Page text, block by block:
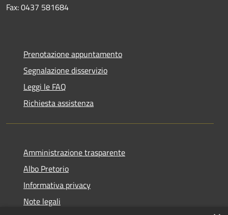
Fax: 0437 581684
Prenotazione appuntamento
Segnalazione disservizio
Leggi le FAQ
Richiesta assistenza
Amministrazione trasparente
Albo Pretorio
Informativa privacy
Note legali